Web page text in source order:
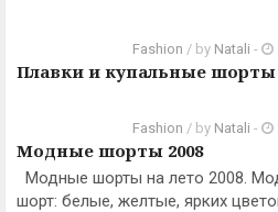
Fashion / by Natali -
Плавки и купальные шорты
Fashion / by Natali -
Модные шорты 2008
Модные шорты на лето 2008.
шорт: белые, желтые, ярких